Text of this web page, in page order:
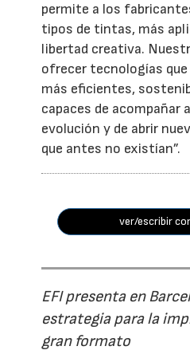
permite a los
tipos de tintas, más
libertad creativa.
ofrecer tecnologías
más eficientes,
capaces de acompañar
evolución y de abrir
que antes no existían”.
ver/escribir
EFI presenta en
estrategia para la
gran formato